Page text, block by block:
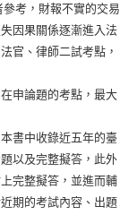
考，財報不實的交易
因果關係逐漸進入法
官、律師二試考點，
申論題的考點，最大
書中收錄近五年的臺
以及完整擬答，此外
完整擬答，並進而輔
期的考試內容、出題